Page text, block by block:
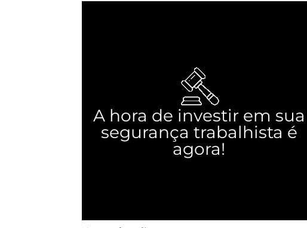
A hora de investir em sua
segurança trabalhista é
agora!